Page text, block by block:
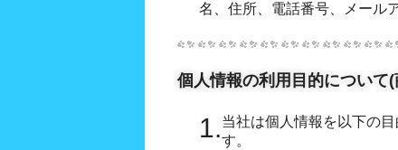
名、住所、電話番号、メール
個人情報の利用目的について
1.当社は個人情報を以下の目的で利用させていただきます。